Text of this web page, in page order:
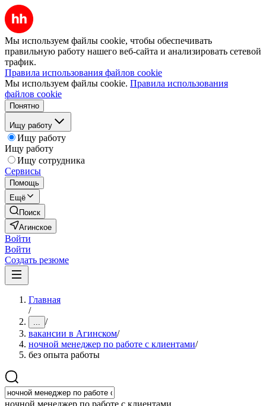
Мы используем файлы cookie, чтобы обеспечивать
правильную работу нашего веб-сайта и анализировать сетевой
трафик.
Правила использования файлов cookie
Мы используем файлы cookie. Правила использования
файлов cookie
Понятно
Ищу работу
Ищу работу
Ищу работу
Ищу сотрудника
Сервисы
Помощь
Ещё
Поиск
Агинское
Войти
Войти
Создать резюме
Главная
/
... /
вакансии в Агинском/
ночной менеджер по работе с клиентами/
без опыта работы
ночной менеджер по работе с клиентами